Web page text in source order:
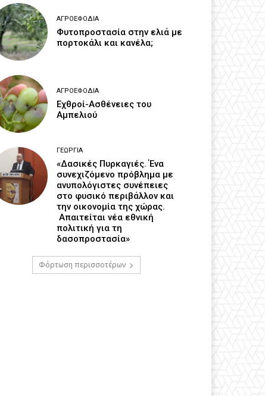
ΑΓΡΟΕΦΌΔΙΑ
Φυτοπροστασία στην ελιά με
πορτοκάλι και κανέλα;
ΑΓΡΟΕΦΌΔΙΑ
Εχθροί-Ασθένειες του
Αμπελιού
ΓΕΩΡΓΊΑ
«Δασικές Πυρκαγιές. Ένα
συνεχιζόμενο πρόβλημα με
ανυπολόγιστες συνέπειες
στο φυσικό περιβάλλον και
την οικονομία της χώρας.
Απαιτείται νέα εθνική
πολιτική για τη
δασοπροστασία»
Φόρτωση περισσοτέρων